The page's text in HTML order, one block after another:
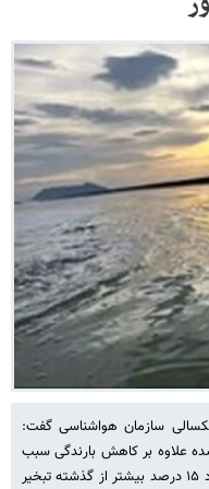
سازمان هواشناسی گفت:
علاوه بر کاهش بارندگی سبب
شده است تا سطح آب دریاچه های کشور حدود ۱۵ درصد بیشتر از گذشته تبخیر